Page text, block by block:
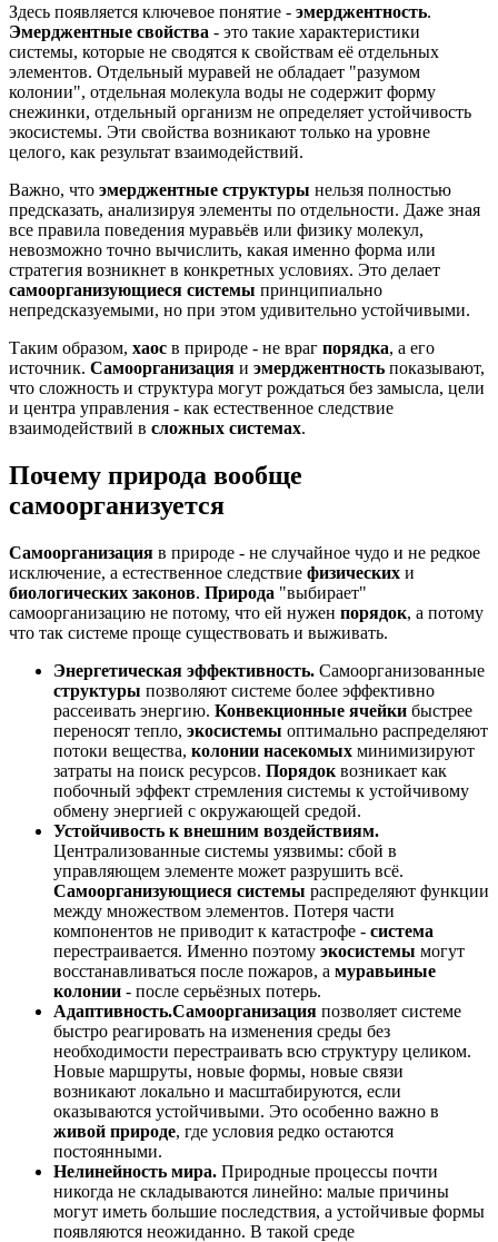
Здесь появляется ключевое понятие - эмерджентность.
Эмерджентные свойства - это такие характеристики
системы, которые не сводятся к свойствам её отдельных
элементов. Отдельный муравей не обладает "разумом
колонии", отдельная молекула воды не содержит форму
снежинки, отдельный организм не определяет устойчивость
экосистемы. Эти свойства возникают только на уровне
целого, как результат взаимодействий.
Важно, что эмерджентные структуры нельзя полностью
предсказать, анализируя элементы по отдельности. Даже зная
все правила поведения муравьёв или физику молекул,
невозможно точно вычислить, какая именно форма или
стратегия возникнет в конкретных условиях. Это делает
самоорганизующиеся системы принципиально
непредсказуемыми, но при этом удивительно устойчивыми.
Таким образом, хаос в природе - не враг порядка, а его
источник. Самоорганизация и эмерджентность показывают,
что сложность и структура могут рождаться без замысла, цели
и центра управления - как естественное следствие
взаимодействий в сложных системах.
Почему природа вообще
самоорганизуется
Самоорганизация в природе - не случайное чудо и не редкое
исключение, а естественное следствие физических и
биологических законов. Природа "выбирает"
самоорганизацию не потому, что ей нужен порядок, а потому
что так системе проще существовать и выживать.
Энергетическая эффективность. Самоорганизованные
структуры позволяют системе более эффективно
рассеивать энергию. Конвекционные ячейки быстрее
переносят тепло, экосистемы оптимально распределяют
потоки вещества, колонии насекомых минимизируют
затраты на поиск ресурсов. Порядок возникает как
побочный эффект стремления системы к устойчивому
обмену энергией с окружающей средой.
Устойчивость к внешним воздействиям.
Централизованные системы уязвимы: сбой в
управляющем элементе может разрушить всё.
Самоорганизующиеся системы распределяют функции
между множеством элементов. Потеря части
компонентов не приводит к катастрофе - система
перестраивается. Именно поэтому экосистемы могут
восстанавливаться после пожаров, а муравьиные
колонии - после серьёзных потерь.
Адаптивность.Самоорганизация позволяет системе
быстро реагировать на изменения среды без
необходимости перестраивать всю структуру целиком.
Новые маршруты, новые формы, новые связи
возникают локально и масштабируются, если
оказываются устойчивыми. Это особенно важно в
живой природе, где условия редко остаются
постоянными.
Нелинейность мира. Природные процессы почти
никогда не складываются линейно: малые причины
могут иметь большие последствия, а устойчивые формы
появляются неожиданно. В такой среде